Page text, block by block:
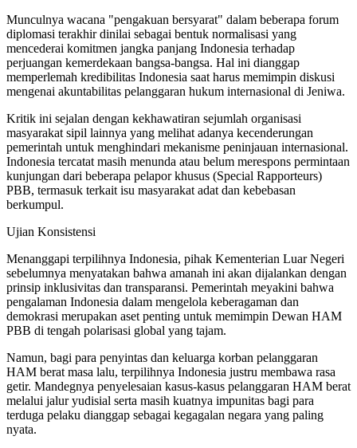
Munculnya wacana "pengakuan bersyarat" dalam beberapa forum
diplomasi terakhir dinilai sebagai bentuk normalisasi yang
mencederai komitmen jangka panjang Indonesia terhadap
perjuangan kemerdekaan bangsa-bangsa. Hal ini dianggap
memperlemah kredibilitas Indonesia saat harus memimpin diskusi
mengenai akuntabilitas pelanggaran hukum internasional di Jeniwa.
Kritik ini sejalan dengan kekhawatiran sejumlah organisasi
masyarakat sipil lainnya yang melihat adanya kecenderungan
pemerintah untuk menghindari mekanisme peninjauan internasional.
Indonesia tercatat masih menunda atau belum merespons permintaan
kunjungan dari beberapa pelapor khusus (Special Rapporteurs)
PBB, termasuk terkait isu masyarakat adat dan kebebasan
berkumpul.
Ujian Konsistensi
Menanggapi terpilihnya Indonesia, pihak Kementerian Luar Negeri
sebelumnya menyatakan bahwa amanah ini akan dijalankan dengan
prinsip inklusivitas dan transparansi. Pemerintah meyakini bahwa
pengalaman Indonesia dalam mengelola keberagaman dan
demokrasi merupakan aset penting untuk memimpin Dewan HAM
PBB di tengah polarisasi global yang tajam.
Namun, bagi para penyintas dan keluarga korban pelanggaran
HAM berat masa lalu, terpilihnya Indonesia justru membawa rasa
getir. Mandegnya penyelesaian kasus-kasus pelanggaran HAM berat
melalui jalur yudisial serta masih kuatnya impunitas bagi para
terduga pelaku dianggap sebagai kegagalan negara yang paling
nyata.